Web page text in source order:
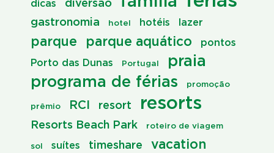
dicas diversão
gastronomia hotel hotéis lazer
parque parque aquático
pontos
Porto das Dunas
Portugal
praia
programa de férias
promoção
prêmio RCI resort resorts
Resorts Beach Park roteiro de viagem
sol suítes timeshare vacation